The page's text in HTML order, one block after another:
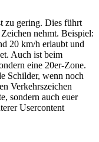
zu gering. Dies führt
nehmt. Beispiel:
20 km/h erlaubt und
Auch ist beim
eine 20er-Zone.
Schilder, wenn noch
Verkehrszeichen
sondern auch euer
Usercontent